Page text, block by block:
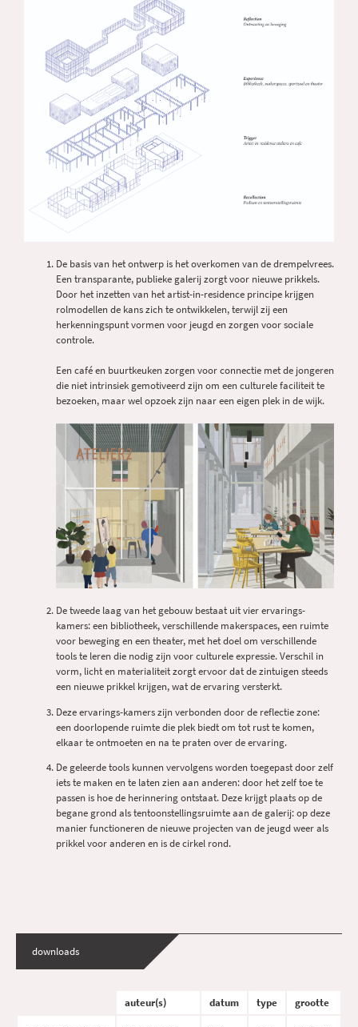
De basis van het ontwerp is het overkomen van de drempelvrees.
Een transparante, publieke galerij zorgt voor nieuwe prikkels.
Door het inzetten van het artist-in-residence principe krijgen
rolmodellen de kans zich te ontwikkelen, terwijl zij een
herkenningspunt vormen voor jeugd en zorgen voor sociale
controle.
Een café en buurtkeuken zorgen voor connectie met de jongeren
die niet intrinsiek gemotiveerd zijn om een culturele faciliteit te
bezoeken, maar wel opzoek zijn naar een eigen plek in de wijk.
De tweede laag van het gebouw bestaat uit vier ervarings-
kamers: een bibliotheek, verschillende makerspaces, een ruimte
voor beweging en een theater, met het doel om verschillende
tools te leren die nodig zijn voor culturele expressie. Verschil in
vorm, licht en materialiteit zorgt ervoor dat de zintuigen steeds
een nieuwe prikkel krijgen, wat de ervaring versterkt.
Deze ervarings-kamers zijn verbonden door de reflectie zone:
een doorlopende ruimte die plek biedt om tot rust te komen,
elkaar te ontmoeten en na te praten over de ervaring.
De geleerde tools kunnen vervolgens worden toegepast door zelf
iets te maken en te laten zien aan anderen: door het zelf toe te
passen is hoe de herinnering ontstaat. Deze krijgt plaats op de
begane grond als tentoonstellingsruimte aan de galerij: op deze
manier functioneren de nieuwe projecten van de jeugd weer als
prikkel voor anderen en is de cirkel rond.
downloads
auteur(s) datum type grootte